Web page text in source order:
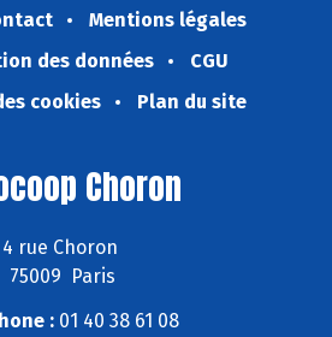
Mentions légales
des données
CGU
cookies
Plan du site
Choron
4 rue Choron
75009 Paris
:01 40 38 61 08